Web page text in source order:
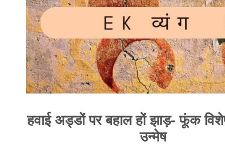
हवाई अड्डों पर बहाल हों झाड़- फूंक
उन्मेष